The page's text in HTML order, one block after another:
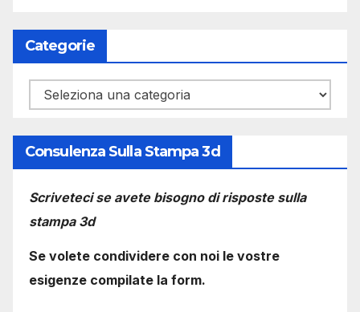
Categorie
Categorie
Consulenza Sulla Stampa 3d
Scriveteci se avete bisogno di risposte sulla
stampa 3d
Se volete condividere con noi le vostre
esigenze compilate la form.